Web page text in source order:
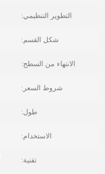
التطوير التنظيمي:
شكل القسم:
الانتهاء من السطح:
شروط السعر:
طول:
الاستخدام:
تقنية: